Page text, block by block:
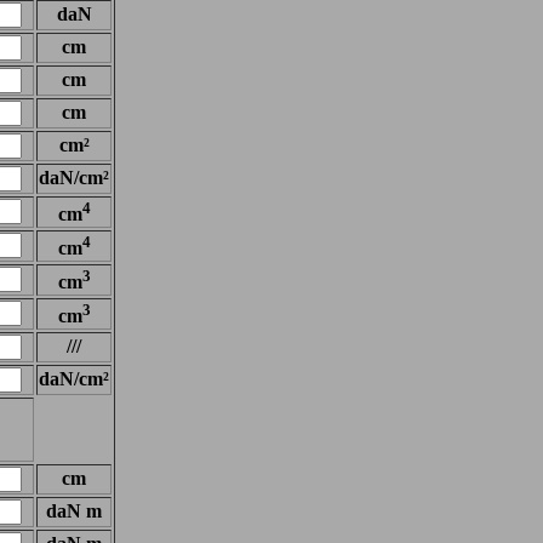
daN
cm
cm
cm
cm²
daN/cm²
cm4
cm4
cm3
cm3
///
daN/cm²
cm
daN m